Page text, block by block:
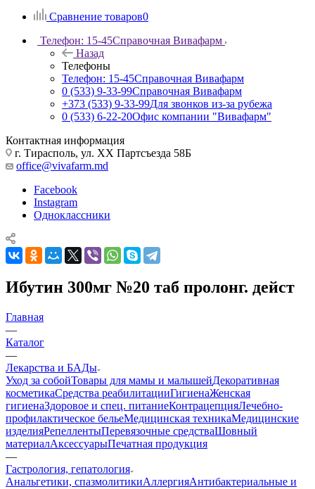
Сравнение товаров0
Телефон: 15-45Справочная Вивафарм
Назад
Телефоны
Телефон: 15-45Справочная Вивафарм
0 (533) 9-33-99Справочная Вивафарм
+373 (533) 9-33-99Для звонков из-за рубежа
0 (533) 6-22-20Офис компании "Вивафарм"
Контактная информация
г. Тирасполь, ул. ХХ Партсъезда 58Б
office@vivafarm.md
Facebook
Instagram
Одноклассники
Ибутин 300мг №20 таб пролонг. дейст
Главная
—
Каталог
—
Лекарства и БАДы
Уход за собойТовары для мамы и малышейДекоративная
косметикаСредства реабилитацииГигиенаЖенская
гигиенаЗдоровое и спец. питаниеКонтрацепцияЛечебно-
профилактическое бельеМедицинская техникаМедицинские
изделияРепеллентыПеревязочные средстваШовный
материалАксессуарыПечатная продукция
—
Гастрология, гепатология
Анальгетики, спазмолитикиАллергияАнтибактериальные и